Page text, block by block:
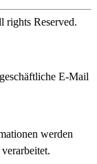
rights Reserved.
E-Mail
werden